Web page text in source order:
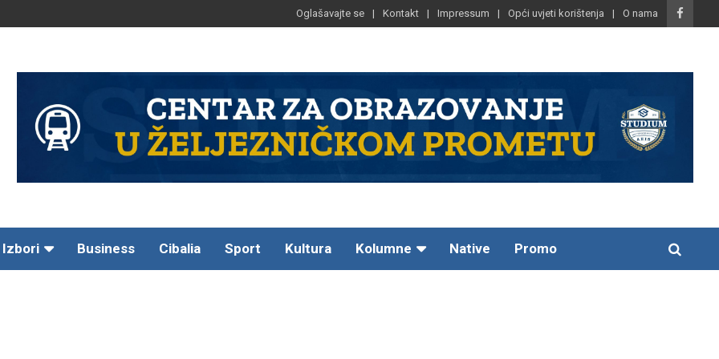
Oglašavajte se Kontakt Impressum Opći uvjeti korištenja O nama
Izbori Business Cibalia Sport Kultura Kolumne Native Promo